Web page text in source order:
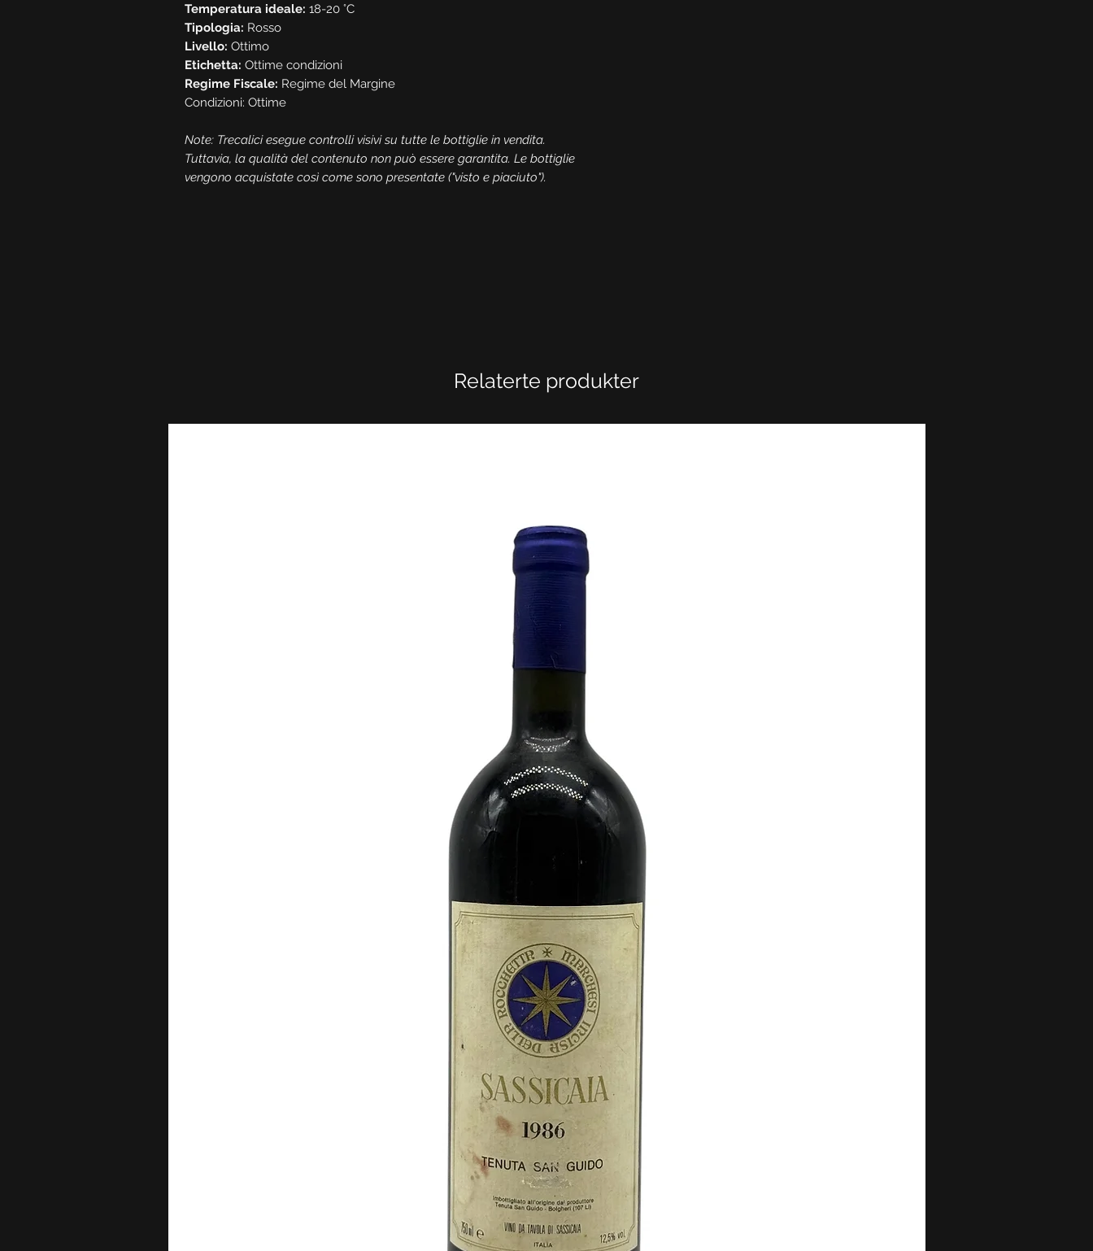
Temperatura ideale: 18-20 °C
Tipologia: Rosso
Livello: Ottimo
Etichetta: Ottime condizioni
Regime Fiscale: Regime del Margine
Condizioni: Ottime
Note: Trecalici esegue controlli visivi su tutte le bottiglie in vendita.
Tuttavia, la qualità del contenuto non può essere garantita. Le bottiglie
vengono acquistate così come sono presentate ("visto e piaciuto").
Relaterte produkter